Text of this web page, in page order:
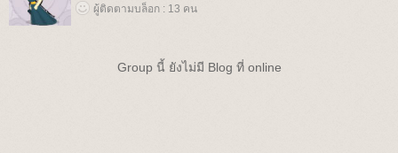
ผู้ติดตามบล็อก : 13 คน
Group นี้ ยังไม่มี Blog ที่ online